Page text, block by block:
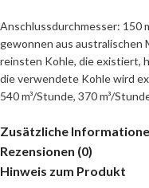
Anschlussdurchmesser: 150
gewonnen aus
reinsten Kohle, die existiert,
die verwendete Kohle wird
540 m³/Stunde, 370 m³/
Zusätzliche
Rezensionen (0)
Hinweis zum Produkt